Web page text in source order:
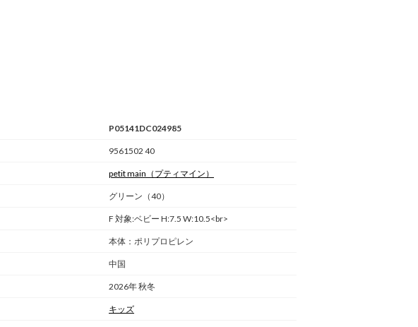
P05141DC024985
9561502 40
petit main （プティマイン）
グリーン（40）
F 対象:ベビー H:7.5 W:10.5<br>
本体：ポリプロピレン
中国
2026年 秋冬
キッズ